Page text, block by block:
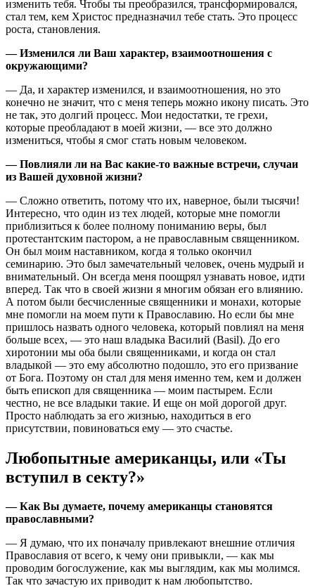
изменить тебя. Чтобы ты преобразился, трансформировался,
стал тем, кем Христос предназначил тебе стать. Это процесс
роста, становления.
— Изменился ли Ваш характер, взаимоотношения с
окружающими?
— Да, и характер изменился, и взаимоотношения, но это
конечно не значит, что с меня теперь можно икону писать. Это
не так, это долгий процесс. Мои недостатки, те грехи,
которые преобладают в моей жизни, — все это должно
измениться, чтобы я смог стать новым человеком.
— Повлияли ли на Вас какие-то важные встречи, случаи
из Вашей духовной жизни?
— Сложно ответить, потому что их, наверное, были тысячи!
Интересно, что один из тех людей, которые мне помогли
приблизиться к более полному пониманию веры, был
протестантским пастором, а не православным священником.
Он был моим наставником, когда я только окончил
семинарию. Это был замечательный человек, очень мудрый и
внимательный. Он всегда меня поощрял узнавать новое, идти
вперед. Так что в своей жизни я многим обязан его влиянию.
А потом были бесчисленные священники и монахи, которые
мне помогли на моем пути к Православию. Но если бы мне
пришлось назвать одного человека, который повлиял на меня
больше всех, — это наш владыка Василий (Basil). До его
хиротонии мы оба были священниками, и когда он стал
владыкой — это ему абсолютно подошло, это его призвание
от Бога. Поэтому он стал для меня именно тем, кем и должен
быть епископ для священника — моим пастырем. Если
честно, не все владыки такие. И еще он мой дорогой друг.
Просто наблюдать за его жизнью, находиться в его
присутствии, повиноваться ему — это счастье.
Любопытные американцы, или «Ты
вступил в секту?»
— Как Вы думаете, почему американцы становятся
православными?
— Я думаю, что их поначалу привлекают внешние отличия
Православия от всего, к чему они привыкли, — как мы
проводим богослужение, как мы выглядим, как мы молимся.
Так что зачастую их приводит к нам любопытство.